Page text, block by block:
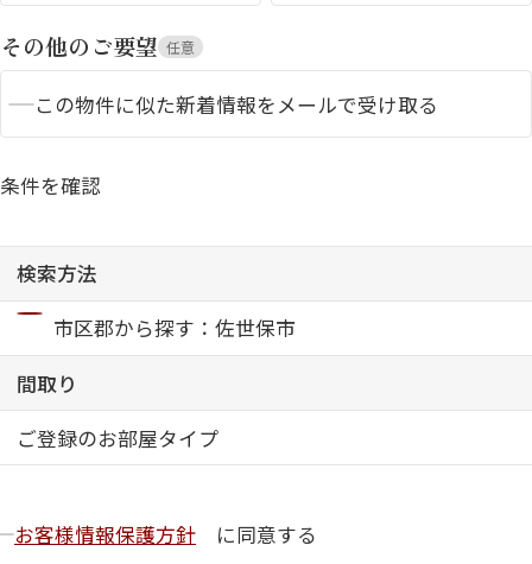
ルームツアー
ShaMaison STYLE
シャーメゾンショップを探す
らくらく内見
シャーメゾンライフサポート
その他のご要望 任意
この物件に似た新着情報をメールで受け取る
条件を確認
検索方法
市区郡から探す：佐世保市
間取り
ご登録のお部屋タイプ
お客様情報保護方針 に同意する